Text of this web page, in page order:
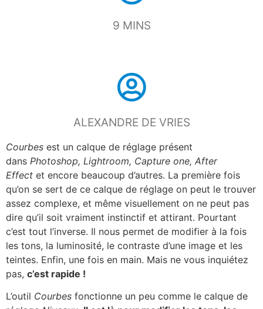
9 MINS
ALEXANDRE DE VRIES
Courbes est un calque de réglage présent
dans Photoshop, Lightroom, Capture one, After
Effect et encore beaucoup d’autres. La première fois
qu’on se sert de ce calque de réglage on peut le trouver
assez complexe, et même visuellement on ne peut pas
dire qu’il soit vraiment instinctif et attirant. Pourtant
c’est tout l’inverse. Il nous permet de modifier à la fois
les tons, la luminosité, le contraste d’une image et les
teintes. Enfin, une fois en main. Mais ne vous inquiétez
pas, c’est rapide !
L’outil Courbes fonctionne un peu comme le calque de